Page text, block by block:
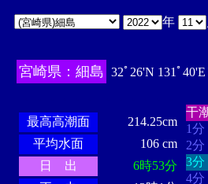
年
宮崎県：細島 32ﾟ26'N 131ﾟ40'E
最高高潮面
214.25cm
平均水面
106 cm
日 出
6時53分
干
1分
2分
3分
4分